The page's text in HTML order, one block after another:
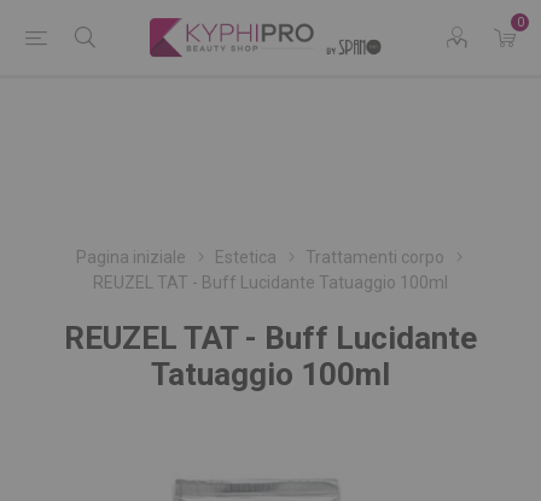
0
Pagina iniziale Estetica
Trattamenti corpo
REUZEL TAT - Buff Lucidante Tatuaggio 100ml
REUZEL TAT - Buff Lucidante
Tatuaggio 100ml